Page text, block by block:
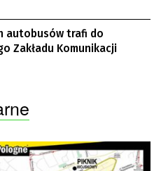
autobusów trafi do
Zakładu Komunikacji